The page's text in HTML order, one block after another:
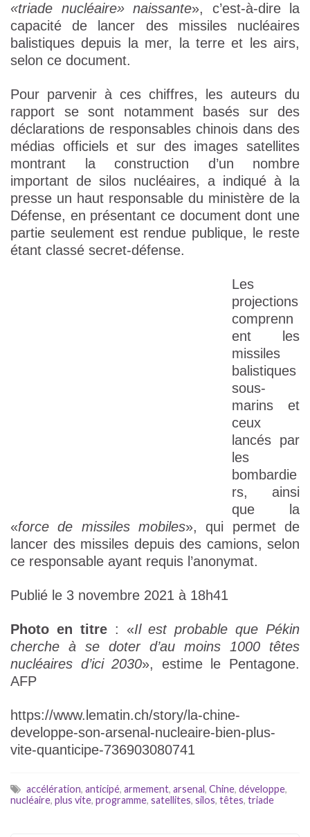
«triade nucléaire» naissante», c’est-à-dire la
capacité de lancer des missiles nucléaires
balistiques depuis la mer, la terre et les airs,
selon ce document.
Pour parvenir à ces chiffres, les auteurs du
rapport se sont notamment basés sur des
déclarations de responsables chinois dans des
médias officiels et sur des images satellites
montrant la construction d’un nombre
important de silos nucléaires, a indiqué à la
presse un haut responsable du ministère de la
Défense, en présentant ce document dont une
partie seulement est rendue publique, le reste
étant classé secret-défense.
Les
projections
comprenn
ent les
missiles
balistiques
sous-
marins et
ceux
lancés par
les
bombardie
rs, ainsi
que la
«force de missiles mobiles», qui permet de
lancer des missiles depuis des camions, selon
ce responsable ayant requis l’anonymat.
Publié le 3 novembre 2021 à 18h41
Photo en titre: «Il est probable que Pékin
cherche à se doter d’au moins 1000 têtes
nucléaires d’ici 2030», estime le Pentagone.
AFP
https://www.lematin.ch/story/la-chine-
developpe-son-arsenal-nucleaire-bien-plus-
vite-quanticipe-736903080741
accélération, anticipé, armement, arsenal, Chine, développe,
nucléaire, plus vite, programme, satellites, silos, têtes, triade